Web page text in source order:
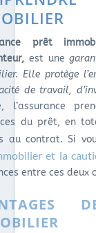
prêt
est une
Elle protège
de travail,
l’assurance
du prêt, en
au contrat. Si
et la
entre ces deux